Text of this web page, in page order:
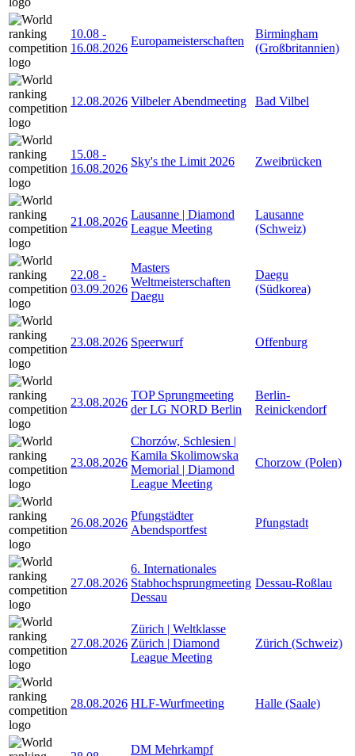
10.08 -
16.08.2026
Europameisterschaften
Birmingham
(Großbritannien)
12.08.2026 Vilbeler Abendmeeting Bad Vilbel
15.08 -
16.08.2026
Sky's the Limit 2026 Zweibrücken
21.08.2026
Lausanne | Diamond
League Meeting
Lausanne
(Schweiz)
22.08 -
03.09.2026
Masters
Weltmeisterschaften
Daegu
Daegu
(Südkorea)
23.08.2026 Speerwurf Offenburg
23.08.2026
TOP Sprungmeeting
der LG NORD Berlin
Berlin-
Reinickendorf
23.08.2026
Chorzów, Schlesien |
Kamila Skolimowska
Memorial | Diamond
League Meeting
Chorzow (Polen)
26.08.2026
Pfungstädter
Abendsportfest
Pfungstadt
27.08.2026
6. Internationales
Stabhochsprungmeeting
Dessau
Dessau-Roßlau
27.08.2026
Zürich | Weltklasse
Zürich | Diamond
League Meeting
Zürich (Schweiz)
28.08.2026 HLF-Wurfmeeting Halle (Saale)
DM Mehrkampf